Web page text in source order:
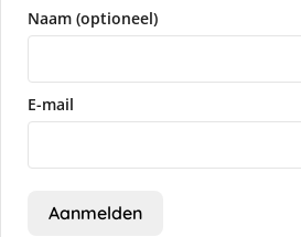
Naam (optioneel)
E-mail
Aanmelden